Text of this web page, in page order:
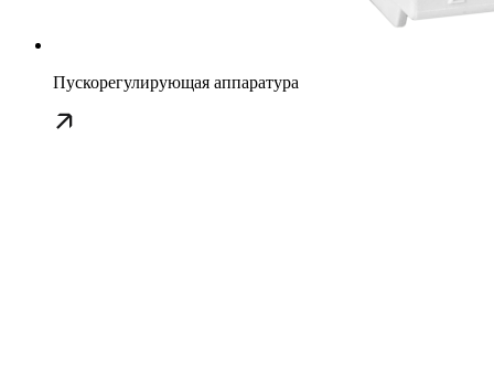
Пускорегулирующая аппаратура